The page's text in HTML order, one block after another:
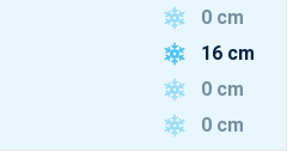
0 cm
16 cm
0 cm
0 cm